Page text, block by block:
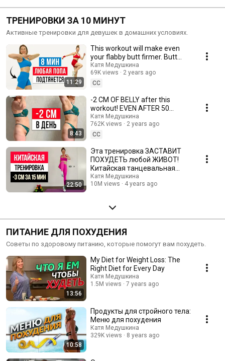
ТРЕНИРОВКИ ЗА 10 МИНУТ
Активные тренировки для девушек в домашних условиях.
11:29
This workout will make even
your flabby butt firmer. Butt
workout at home.
Катя Медушкина
69K views
2 years ago
CC
8:43
-2 CM OF BELLY after this
workout! EVEN AFTER 50
YEARS, the flabby belly
disappears.
Катя Медушкина
762K views
2 years ago
CC
22:50
Эта тренировка ЗАСТАВИТ
ПОХУДЕТЬ любой ЖИВОТ!
Китайская танцевальная
тренировка для похудения
Катя Медушкина
10M views
4 years ago
ПИТАНИЕ ДЛЯ ПОХУДЕНИЯ
Советы по здоровому питанию, которые помогут вам похудеть.
13:56
My Diet for Weight Loss: The
Right Diet for Every Day
Катя Медушкина
1.5M views
7 years ago
10:58
Продукты для стройного тела:
Меню для похудения
Катя Медушкина
329K views
8 years ago